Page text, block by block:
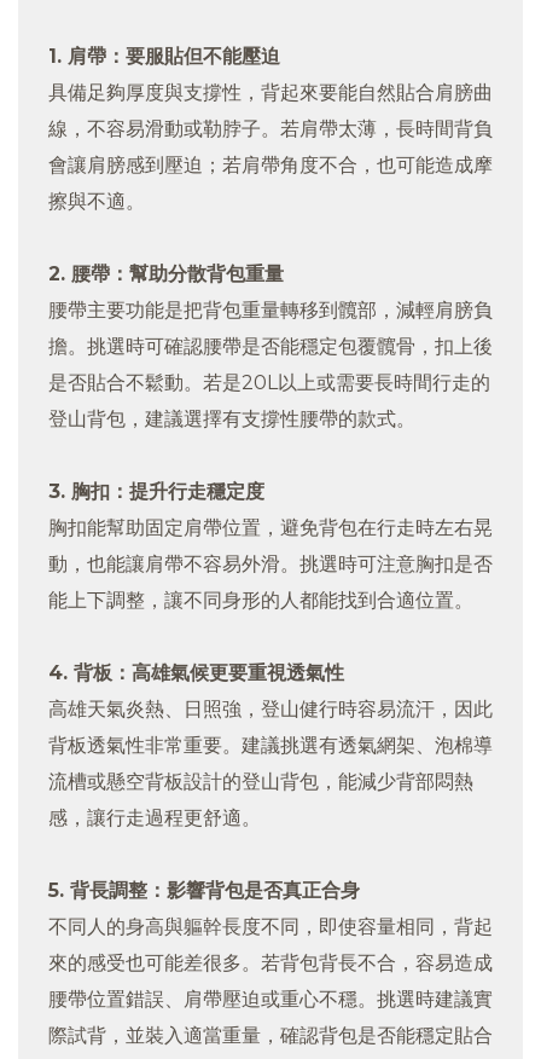
1. 肩帶：要服貼但不能壓迫
具備足夠厚度與支撐性，背起來要能自然貼合肩膀曲
線，不容易滑動或勒脖子。若肩帶太薄，長時間背負
會讓肩膀感到壓迫；若肩帶角度不合，也可能造成摩
擦與不適。
2. 腰帶：幫助分散背包重量
腰帶主要功能是把背包重量轉移到髖部，減輕肩膀負
擔。挑選時可確認腰帶是否能穩定包覆髖骨，扣上後
是否貼合不鬆動。若是20L以上或需要長時間行走的
登山背包，建議選擇有支撐性腰帶的款式。
3. 胸扣：提升行走穩定度
胸扣能幫助固定肩帶位置，避免背包在行走時左右晃
動，也能讓肩帶不容易外滑。挑選時可注意胸扣是否
能上下調整，讓不同身形的人都能找到合適位置。
4. 背板：高雄氣候更要重視透氣性
高雄天氣炎熱、日照強，登山健行時容易流汗，因此
背板透氣性非常重要。建議挑選有透氣網架、泡棉導
流槽或懸空背板設計的登山背包，能減少背部悶熱
感，讓行走過程更舒適。
5. 背長調整：影響背包是否真正合身
不同人的身高與軀幹長度不同，即使容量相同，背起
來的感受也可能差很多。若背包背長不合，容易造成
腰帶位置錯誤、肩帶壓迫或重心不穩。挑選時建議實
際試背，並裝入適當重量，確認背包是否能穩定貼合